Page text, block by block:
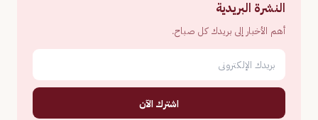
النشرة البريدية
أهم الأخبار إلى بريدك كل صباح.
اشترك الآن